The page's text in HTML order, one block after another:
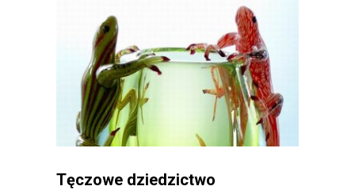
Tęczowe dziedzictwo